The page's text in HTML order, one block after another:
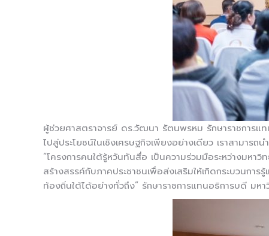
ผู้ช่วยศาสตราจารย์ ดร.วัฒนา รัตนพรหม รักษาราชการแ
ไปสู่ประโยชน์ในเชิงเศรษฐกิจเพียงอย่างเดียว เราสามา
“โครงการคนใต้รู้หวันทันสื่อ เป็นความร่วมมือระหว่างมห
สร้างสรรค์กับภาคประชาชนเพื่อส่งเสริมให้เกิดกระบวนก
ท้องถิ่นใต้ได้อย่างทั่วถึง” รักษาราชการแทนอธิการบดี มห